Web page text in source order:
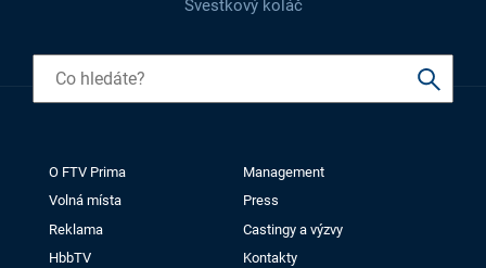
Švestkový koláč
O FTV Prima
Management
Volná místa
Press
Reklama
Castingy a výzvy
HbbTV
Kontakty